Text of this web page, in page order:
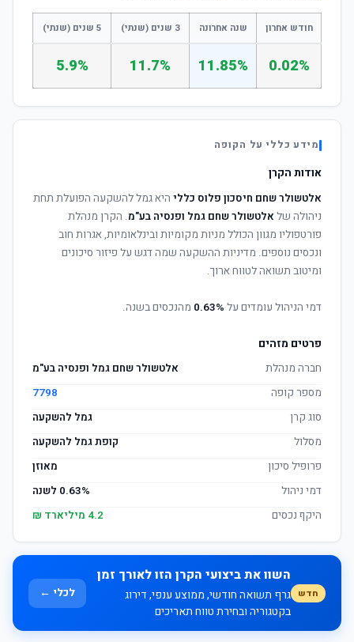
חודש אחרון שנה אחרונה 3 שנים (שנתי) 5 שנים (שנתי)
0.02%
11.85%
11.7%
5.9%
מידע כללי על הקופה
אודות הקרן
אלטשולר שחם חיסכון פלוס כללי היא גמל להשקעה הפועלת תחת
ניהולה של אלטשולר שחם גמל ופנסיה בע"מ. הקרן מנהלת
פורטפוליו מגוון הכולל מניות מקומיות ובינלאומיות, אגרות חוב
ונכסים נוספים. מדיניות ההשקעה שמה דגש על פיזור סיכונים
ומיטוב תשואה לטווח ארוך.
דמי הניהול עומדים על 0.63% מהנכסים בשנה.
פרטים מזהים
חברה מנהלת
אלטשולר שחם גמל ופנסיה בע"מ
מספר קופה
7798
סוג קרן
גמל להשקעה
מסלול
קופת גמל להשקעה
פרופיל סיכון
מאוזן
דמי ניהול
0.63% לשנה
היקף נכסים
4.2 מיליארד ₪
חדש
השוו את ביצועי הקרן הזו לאורך זמן
גרף תשואה חודשי, ממוצע ענפי, דירוג
בקטגוריה ובחירת טווח תאריכים
לכלי ←